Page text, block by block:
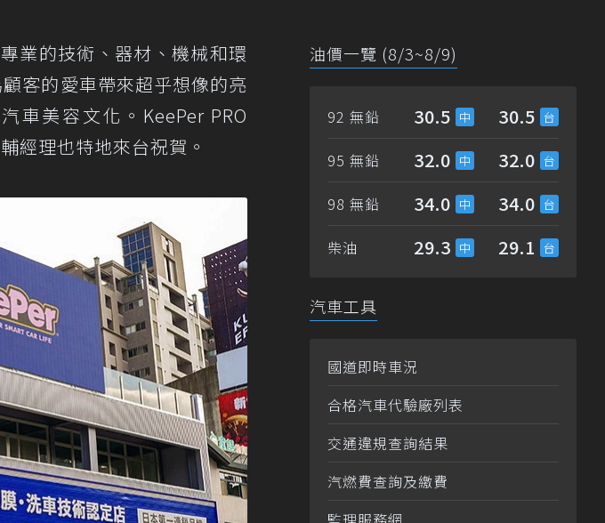
業的技術、器材、機械和環
客的愛車帶來超乎想像的亮
車美容文化。KeePer PRO
經理也特地來台祝賀。
油價一覽 (8/3~8/9)
92 無鉛 30.5 30.5
95 無鉛 32.0 32.0
98 無鉛 34.0 34.0
柴油 29.3 29.1
汽車工具
國道即時車況
合格汽車代驗廠列表
交通違規查詢結果
汽燃費查詢及繳費